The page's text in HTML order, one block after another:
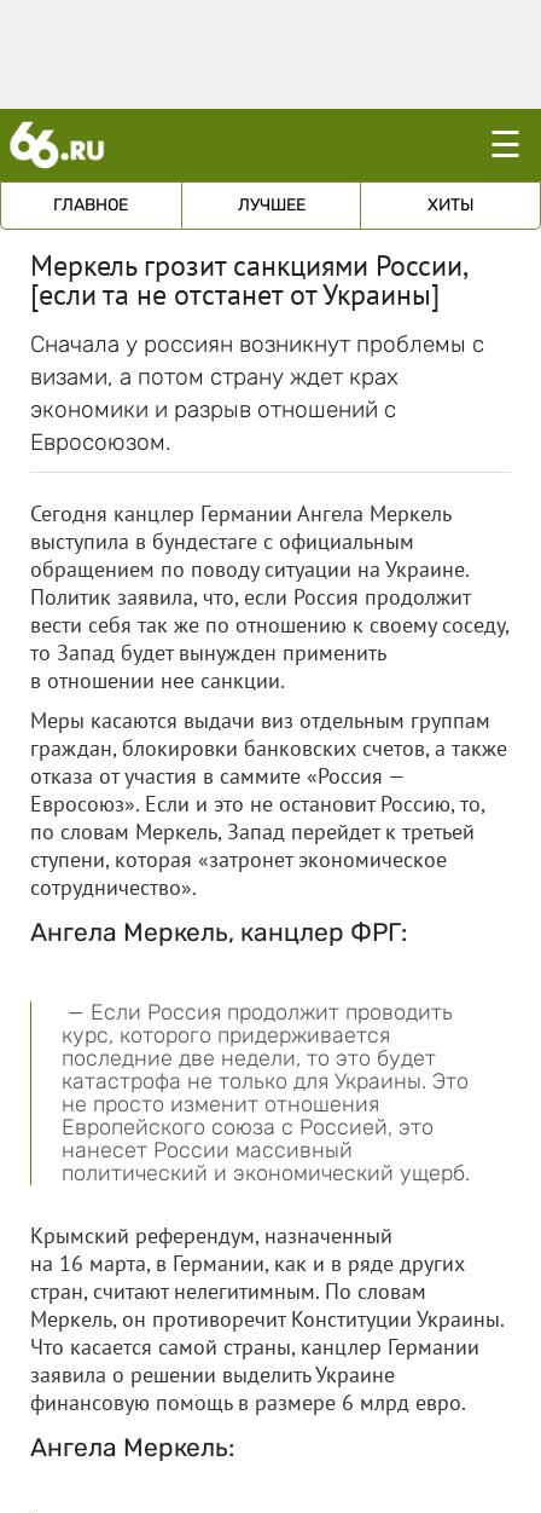
☰
ГЛАВНОЕ ЛУЧШЕЕ ХИТЫ
Меркель грозит санкциями России,
[если та не отстанет от Украины]
Сначала у россиян возникнут проблемы с
визами, а потом страну ждет крах
экономики и разрыв отношений с
Евросоюзом.
Сегодня канцлер Германии Ангела Меркель
выступила в бундестаге с официальным
обращением по поводу ситуации на Украине.
Политик заявила, что, если Россия продолжит
вести себя так же по отношению к своему соседу,
то Запад будет вынужден применить
в отношении нее санкции.
Меры касаются выдачи виз отдельным группам
граждан, блокировки банковских счетов, а также
отказа от участия в саммите «Россия —
Евросоюз». Если и это не остановит Россию, то,
по словам Меркель, Запад перейдет к третьей
ступени, которая «затронет экономическое
сотрудничество».
Ангела Меркель, канцлер ФРГ:
— Если Россия продолжит проводить
курс, которого придерживается
последние две недели, то это будет
катастрофа не только для Украины. Это
не просто изменит отношения
Европейского союза с Россией, это
нанесет России массивный
политический и экономический ущерб.
Крымский референдум, назначенный
на 16 марта, в Германии, как и в ряде других
стран, считают нелегитимным. По словам
Меркель, он противоречит Конституции Украины.
Что касается самой страны, канцлер Германии
заявила о решении выделить Украине
финансовую помощь в размере 6 млрд евро.
Ангела Меркель: